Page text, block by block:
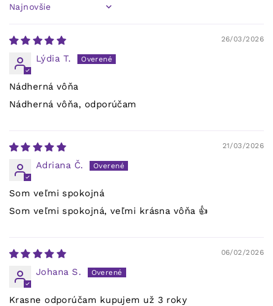
Sort by
26/03/2026
Lýdia T.
Nádherná vôňa
Nádherná vôňa, odporúčam
21/03/2026
Adriana Č.
Som veľmi spokojná
Som veľmi spokojná, veľmi krásna vôňa 👍
06/02/2026
Johana S.
Krasne odporúčam kupujem už 3 roky